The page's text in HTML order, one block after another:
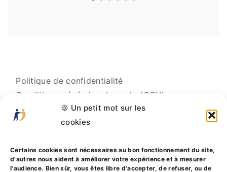
🍪 Un petit mot sur les
cookies
Certains cookies sont nécessaires au bon fonctionnement du site,
d'autres nous aident à améliorer votre expérience et à mesurer
l'audience. Bien sûr, vous êtes libre d'accepter, de refuser, ou de
Politique de confidentialité
Conditions générales de vente (CGV) –
Professionnels
Conditions générales de vente (CGV) –
Politique de cookies (UE)
AUTRES RESSOURCES